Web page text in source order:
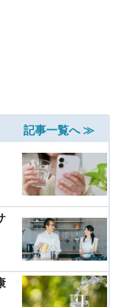
記事一覧へ ≫